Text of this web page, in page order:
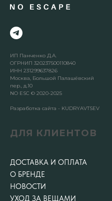
ИП Панченко Д.А.
ОГРНИП 320237500110840
ИНН 231299637826
Москва, Большой Палашёвский
пер., д.10
NO ESC © 2020-2025
Разработка сайта - KUDRYAVTSEV
ДЛЯ КЛИЕНТОВ
ДОСТАВКА И ОПЛАТА
О БРЕНДЕ
НОВОСТИ
УХОД ЗА ВЕЩАМИ